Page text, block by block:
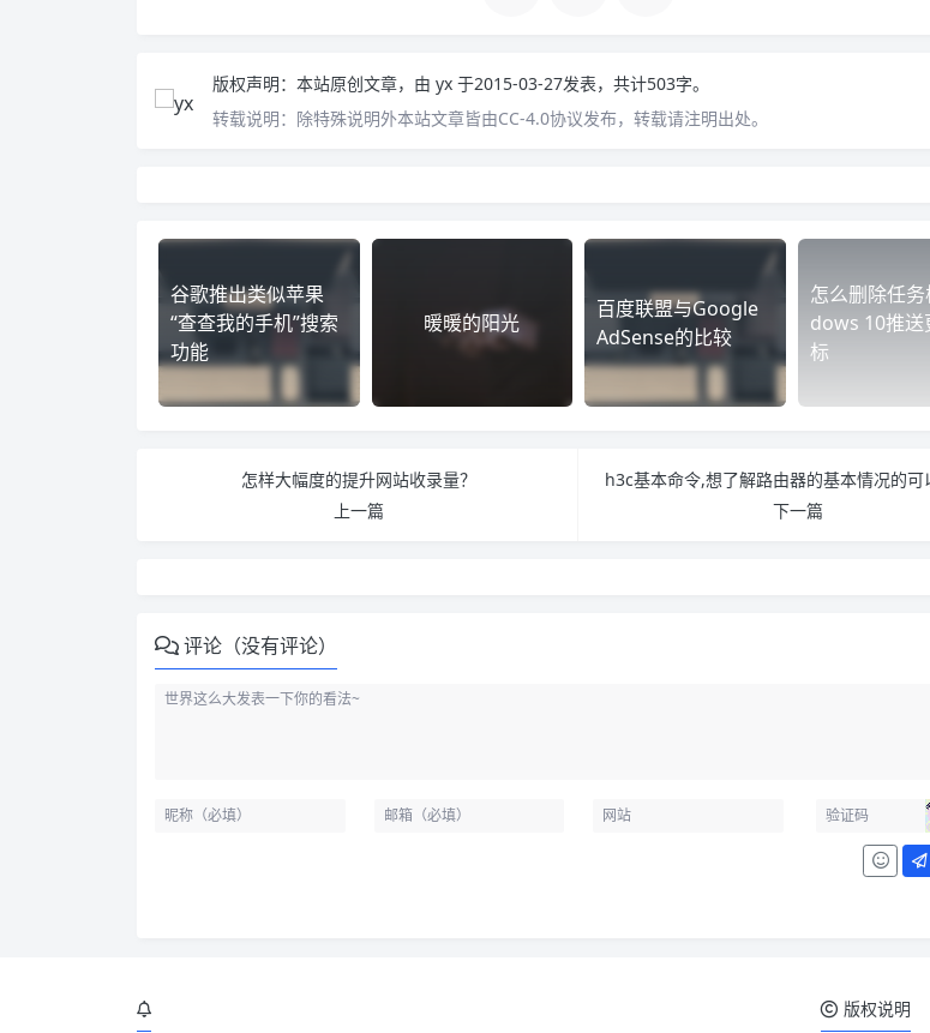
版权声明： 本站原创文章，由 yx 于2015-03-27发表，共计503字。
转载说明： 除特殊说明外本站文章皆由CC-4.0协议发布，转载请注明出处。
谷歌推出类似苹果
“查查我的手机”搜索
功能
暖暖的阳光
百度联盟与Google
AdSense的比较
怎么删除任
dows 10推送
标
怎样大幅度的提升网站收录量？
上一篇
h3c基本命令,想了解路由器的基本情况的可
下一篇
评论（没有评论）
版权说明